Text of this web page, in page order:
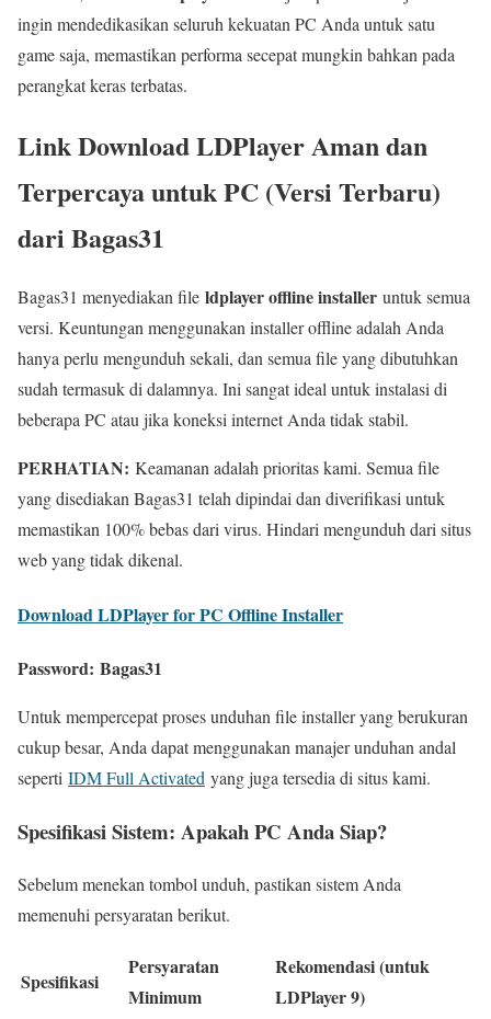
ingin mendedikasikan seluruh kekuatan PC Anda untuk satu
game saja, memastikan performa secepat mungkin bahkan pada
perangkat keras terbatas.
Link Download LDPlayer Aman dan
Terpercaya untuk PC (Versi Terbaru)
dari Bagas31
Bagas31 menyediakan file ldplayer offline installer untuk semua
versi. Keuntungan menggunakan installer offline adalah Anda
hanya perlu mengunduh sekali, dan semua file yang dibutuhkan
sudah termasuk di dalamnya. Ini sangat ideal untuk instalasi di
beberapa PC atau jika koneksi internet Anda tidak stabil.
PERHATIAN: Keamanan adalah prioritas kami. Semua file
yang disediakan Bagas31 telah dipindai dan diverifikasi untuk
memastikan 100% bebas dari virus. Hindari mengunduh dari situs
web yang tidak dikenal.
Download LDPlayer for PC Offline Installer
Password: Bagas31
Untuk mempercepat proses unduhan file installer yang berukuran
cukup besar, Anda dapat menggunakan manajer unduhan andal
seperti IDM Full Activated yang juga tersedia di situs kami.
Spesifikasi Sistem: Apakah PC Anda Siap?
Sebelum menekan tombol unduh, pastikan sistem Anda
memenuhi persyaratan berikut.
Spesifikasi
Persyaratan
Minimum
Rekomendasi (untuk
LDPlayer 9)